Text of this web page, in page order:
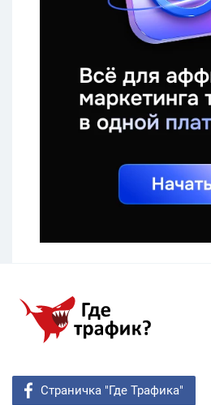
Страничка "Где Трафика"